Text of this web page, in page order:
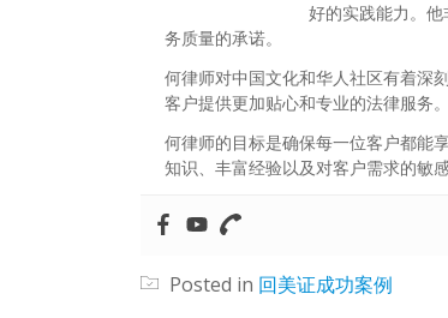
好的实践能力。
务质量的承诺。
何律师对中国文化和华人社区有着深
客户提供更加贴心和专业的法律服务。
何律师的目标是确保每一位客户都能
知识、丰富经验以及对客户需求的敏
Posted in 回美证成功案例